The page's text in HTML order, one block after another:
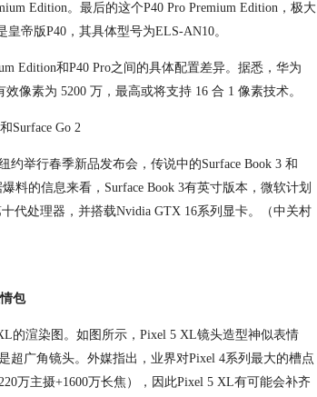
Edition。最后的这个P40 Pro Premium Edition，极大
帝版P40，其具体型号为ELS-AN10。
Edition和P40 Pro之间的具体配置差异。据悉，华为
像素为 5200 万，最高或将支持 16 合 1 像素技术。
Surface Go 2
约举行春季新品发布会，传说中的Surface Book 3 和
料的信息来看，Surface Book 3有英寸版本，微软计划
代处理器，并搭载Nvidia GTX 16系列显卡。（中关村
包
的渲染图。如图所示，Pixel 5 XL镜头造型神似表情
超广角镜头。外媒指出，业界对Pixel 4系列最大的槽点
万主摄+1600万长焦），因此Pixel 5 XL有可能会补齐